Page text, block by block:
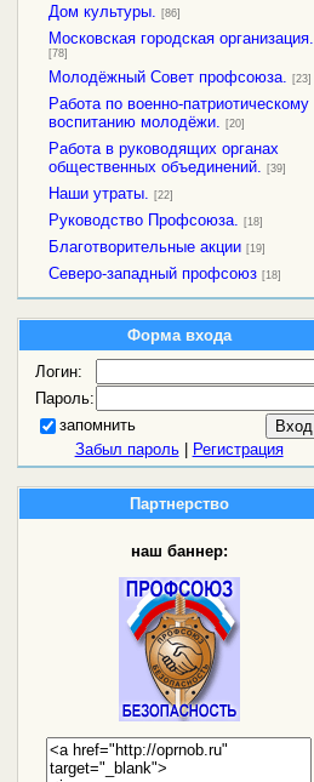
Дом культуры. [86]
Московская городская организация.
[78]
Молодёжный Совет профсоюза. [23]
Работа по военно-патриотическому
воспитанию молодёжи. [20]
Работа в руководящих органах
общественных объединений. [39]
Наши утраты. [22]
Руководство Профсоюза. [18]
Благотворительные акции [19]
Северо-западный профсоюз [18]
Форма входа
Логин:
Пароль:
запомнить
Забыл пароль| Регистрация
Партнерство
наш баннер: